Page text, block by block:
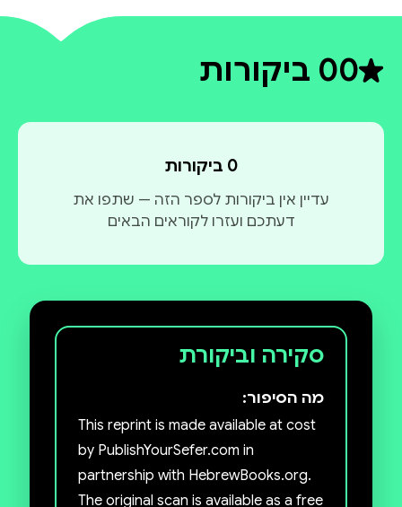
0דירוג ממוצע 0 מתוך 5
0 ביקורות
0 ביקורות
עדיין אין ביקורות לספר הזה — שתפו את
דעתכם ועזרו לקוראים הבאים
סקירה וביקורת
מה הסיפור:
This reprint is made available at cost
by PublishYourSefer.com in
partnership with HebrewBooks.org.
The original scan is available as a free